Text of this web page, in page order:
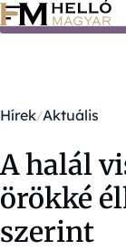
Ugrás a tartalomra
Hírek Aktuális
A halál
örökké
szerint